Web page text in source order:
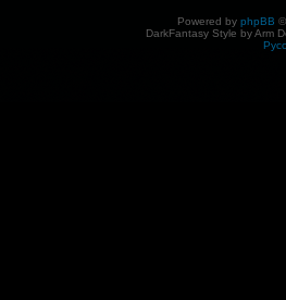
Powered by phpBB
DarkFantasy Style by Arm